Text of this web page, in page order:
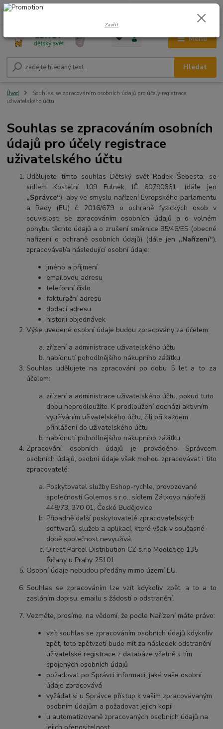
Menu
Hledat
+420 604 278 943 0,00 Kč
Úvod
Souhlas se zpracováním osobních údajů pro účely registrace
uživatelského účtu
Souhlas se zpracováním osobních
údajů pro účely registrace
uživatelského účtu
Udělujete tímto souhlas Dětský svět Radek Šebesta, se
sídlem Kostelní 109 Fulnek, IČ 60790661, (dále jen
„Správce“), aby ve smyslu nařízení Evropského parlamentu
a Rady (EU) č. 2016/679 o ochraně fyzických osob v
souvislosti se zpracováním osobních údajů a o volném
pohybu těchto údajů a o zrušení směrnice 95/46/ES (obecné
nařízení o ochraně osobních údajů) (dále jen „Nařízení“),
zpracovával/a následující osobní údaje:
jméno a příjmení
emailovou adresu
telefonní číslo
fakturační adresu
dodací adresu
historii objednávek
Výše uvedené osobní údaje budou zpracovány za účelem:
zřízení a administrace uživatelského účtu
nabídnutí pohodlnějšího nákupního zážitku
Souhlas udělujete na zpracování po dobu 5 let a to za
účelem:
zřízení a administrace uživatelského účtu, pokud tuto
dobu neprodloužíte. K prodloužení dochází aktivním
využíváním uživatelského účtu, čili při každém
přihlášení do uživatelského účtu
nabídnutí pohodlnějšího nákupního zážitku
Zpracování osobních údajů je prováděno Správcem
osobních údajů, osobní údaje však mohou zpracovávat i tito
zpracovatelé:
Poskytovatel služby Eshop-rychle, provozované
společností Golemos s.r.o., sídlem Zátkovo nábřeží
448/73, 370 01, České Budějovice
Případně další poskytovatelé zpracovatelských
softwarů, služeb a aplikací, které však v současné
době společnost nevyužívá.
Direct Parcel Distribution CZ s.r.o Modletice 135
Říčany u Prahy 25101
Osobní údaje nebudou předány mimo území EU.
Souhlas se zpracováním lze vzít kdykoliv zpět, a to a to
zasláním dopisu, emailu s žádostí o odstranění.
Vezměte, prosíme, na vědomí, že podle Nařízení máte právo:
vzít souhlas se zpracováním osobních údajů kdykoliv
zpět, toto zpětvzetí bude mít za následek odstranění
uživatelské registrace z databáze včetně s tím
spojených osobních údajů
požadovat po Správci informaci, jaké vaše osobní
údaje zpracovává
vyžádat si u Správce přístup k vašim zpracovávaným
osobním údajům a požadovat jejich kopii
u automatizovaně zpracovaných osobních údajů na
Zavřít